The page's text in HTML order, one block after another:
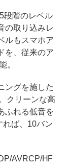
段階のレベル
の取り込みレ
ルもスマホア
を、従来のア
。
ングを施した
クリーンな高
ふれる低音を
れば、10バン
AVRCP/HF